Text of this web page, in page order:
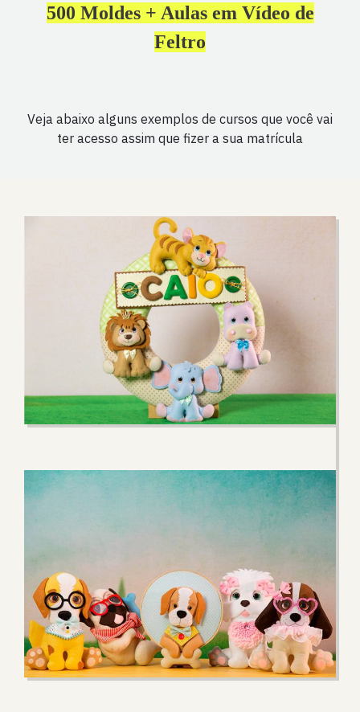
500 Moldes + Aulas em Vídeo de
Feltro
Veja abaixo alguns exemplos de cursos que você vai
ter acesso assim que fizer a sua matrícula